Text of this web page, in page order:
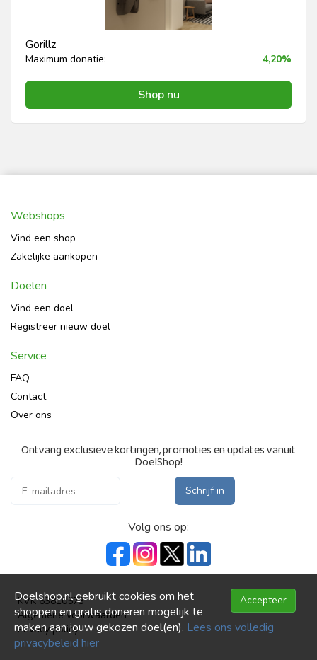
Gorillz
Maximum donatie: 4,20%
Shop nu
Webshops
Vind een shop
Zakelijke aankopen
Doelen
Vind een doel
Registreer nieuw doel
Service
FAQ
Contact
Over ons
Ontvang exclusieve kortingen, promoties en updates vanuit
DoelShop!
Schrijf in
Volg ons op:
KVK 63810573
Algemene voorwaarden
Privacy policy
Accepteer
Doelshop.nl gebruikt cookies om het
shoppen en gratis doneren mogelijk te
maken aan jouw gekozen doel(en). Lees ons volledig
privacybeleid hier